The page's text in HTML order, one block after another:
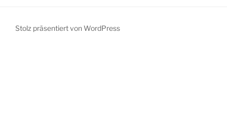
Stolz präsentiert von WordPress